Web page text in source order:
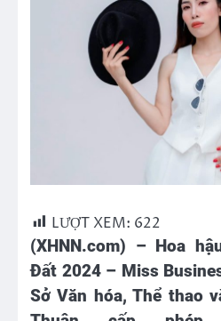
LƯỢT XEM: 622
(XHNN.com) – Hoa
Đất 2024 – Miss
Sở Văn hóa, Thể thao